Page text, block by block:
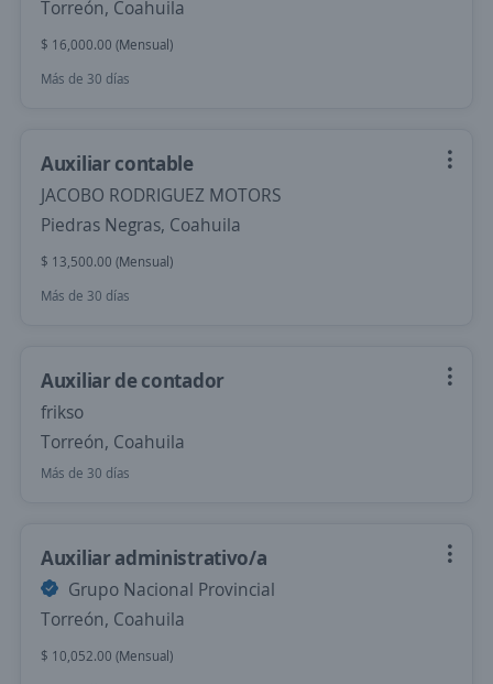
Torreón, Coahuila
$ 16,000.00 (Mensual)
Más de 30 días
Auxiliar contable
JACOBO RODRIGUEZ MOTORS
Piedras Negras, Coahuila
$ 13,500.00 (Mensual)
Más de 30 días
Auxiliar de contador
frikso
Torreón, Coahuila
Más de 30 días
Auxiliar administrativo/a
Grupo Nacional Provincial
Torreón, Coahuila
$ 10,052.00 (Mensual)